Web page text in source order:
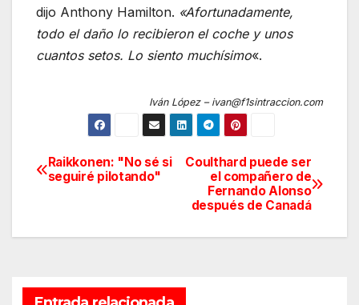
dijo Anthony Hamilton. «Afortunadamente,
todo el daño lo recibieron el coche y unos
cuantos setos. Lo siento muchísimo«.
Iván López – ivan@f1sintraccion.com
Navegación
entradas
Coulthard puede ser
el compañero de
Fernando Alonso
después de Canadá
Raikkonen: "No sé si
seguiré pilotando"